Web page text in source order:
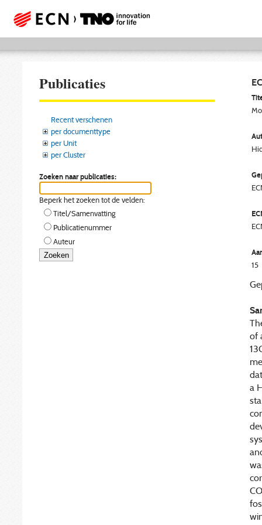
Publicaties
Recent verschenen
per documenttype
per Unit
per Cluster
Zoeken naar publicaties:
Beperk het zoeken tot de velden:
Titel/Samenvatting
Publicatienummer
Auteur
15
of
a